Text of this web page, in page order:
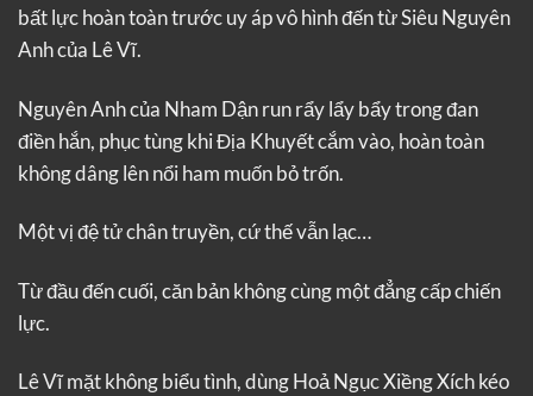
bất lực hoàn toàn trước uy áp vô hình đến từ Siêu Nguyên
Anh của Lê Vĩ.
Nguyên Anh của Nham Dận run rẩy lẩy bẩy trong đan
điền hắn, phục tùng khi Địa Khuyết cắm vào, hoàn toàn
không dâng lên nổi ham muốn bỏ trốn.
Một vị đệ tử chân truyền, cứ thế vẫn lạc…
Từ đầu đến cuối, căn bản không cùng một đẳng cấp chiến
lực.
Lê Vĩ mặt không biểu tình, dùng Hoả Ngục Xiềng Xích kéo